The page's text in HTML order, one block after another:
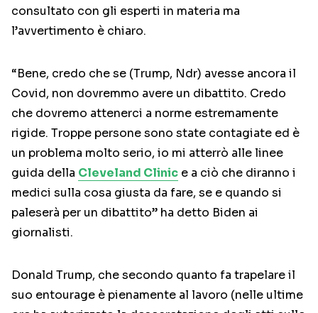
consultato con gli esperti in materia ma
l’avvertimento è chiaro.
“Bene, credo che se (Trump, Ndr) avesse ancora il
Covid, non dovremmo avere un dibattito. Credo
che dovremo attenerci a norme estremamente
rigide. Troppe persone sono state contagiate ed è
un problema molto serio, io mi atterrò alle linee
guida della Cleveland Clinic e a ciò che diranno i
medici sulla cosa giusta da fare, se e quando si
paleserà per un dibattito” ha detto Biden ai
giornalisti.
Donald Trump, che secondo quanto fa trapelare il
suo entourage è pienamente al lavoro (nelle ultime